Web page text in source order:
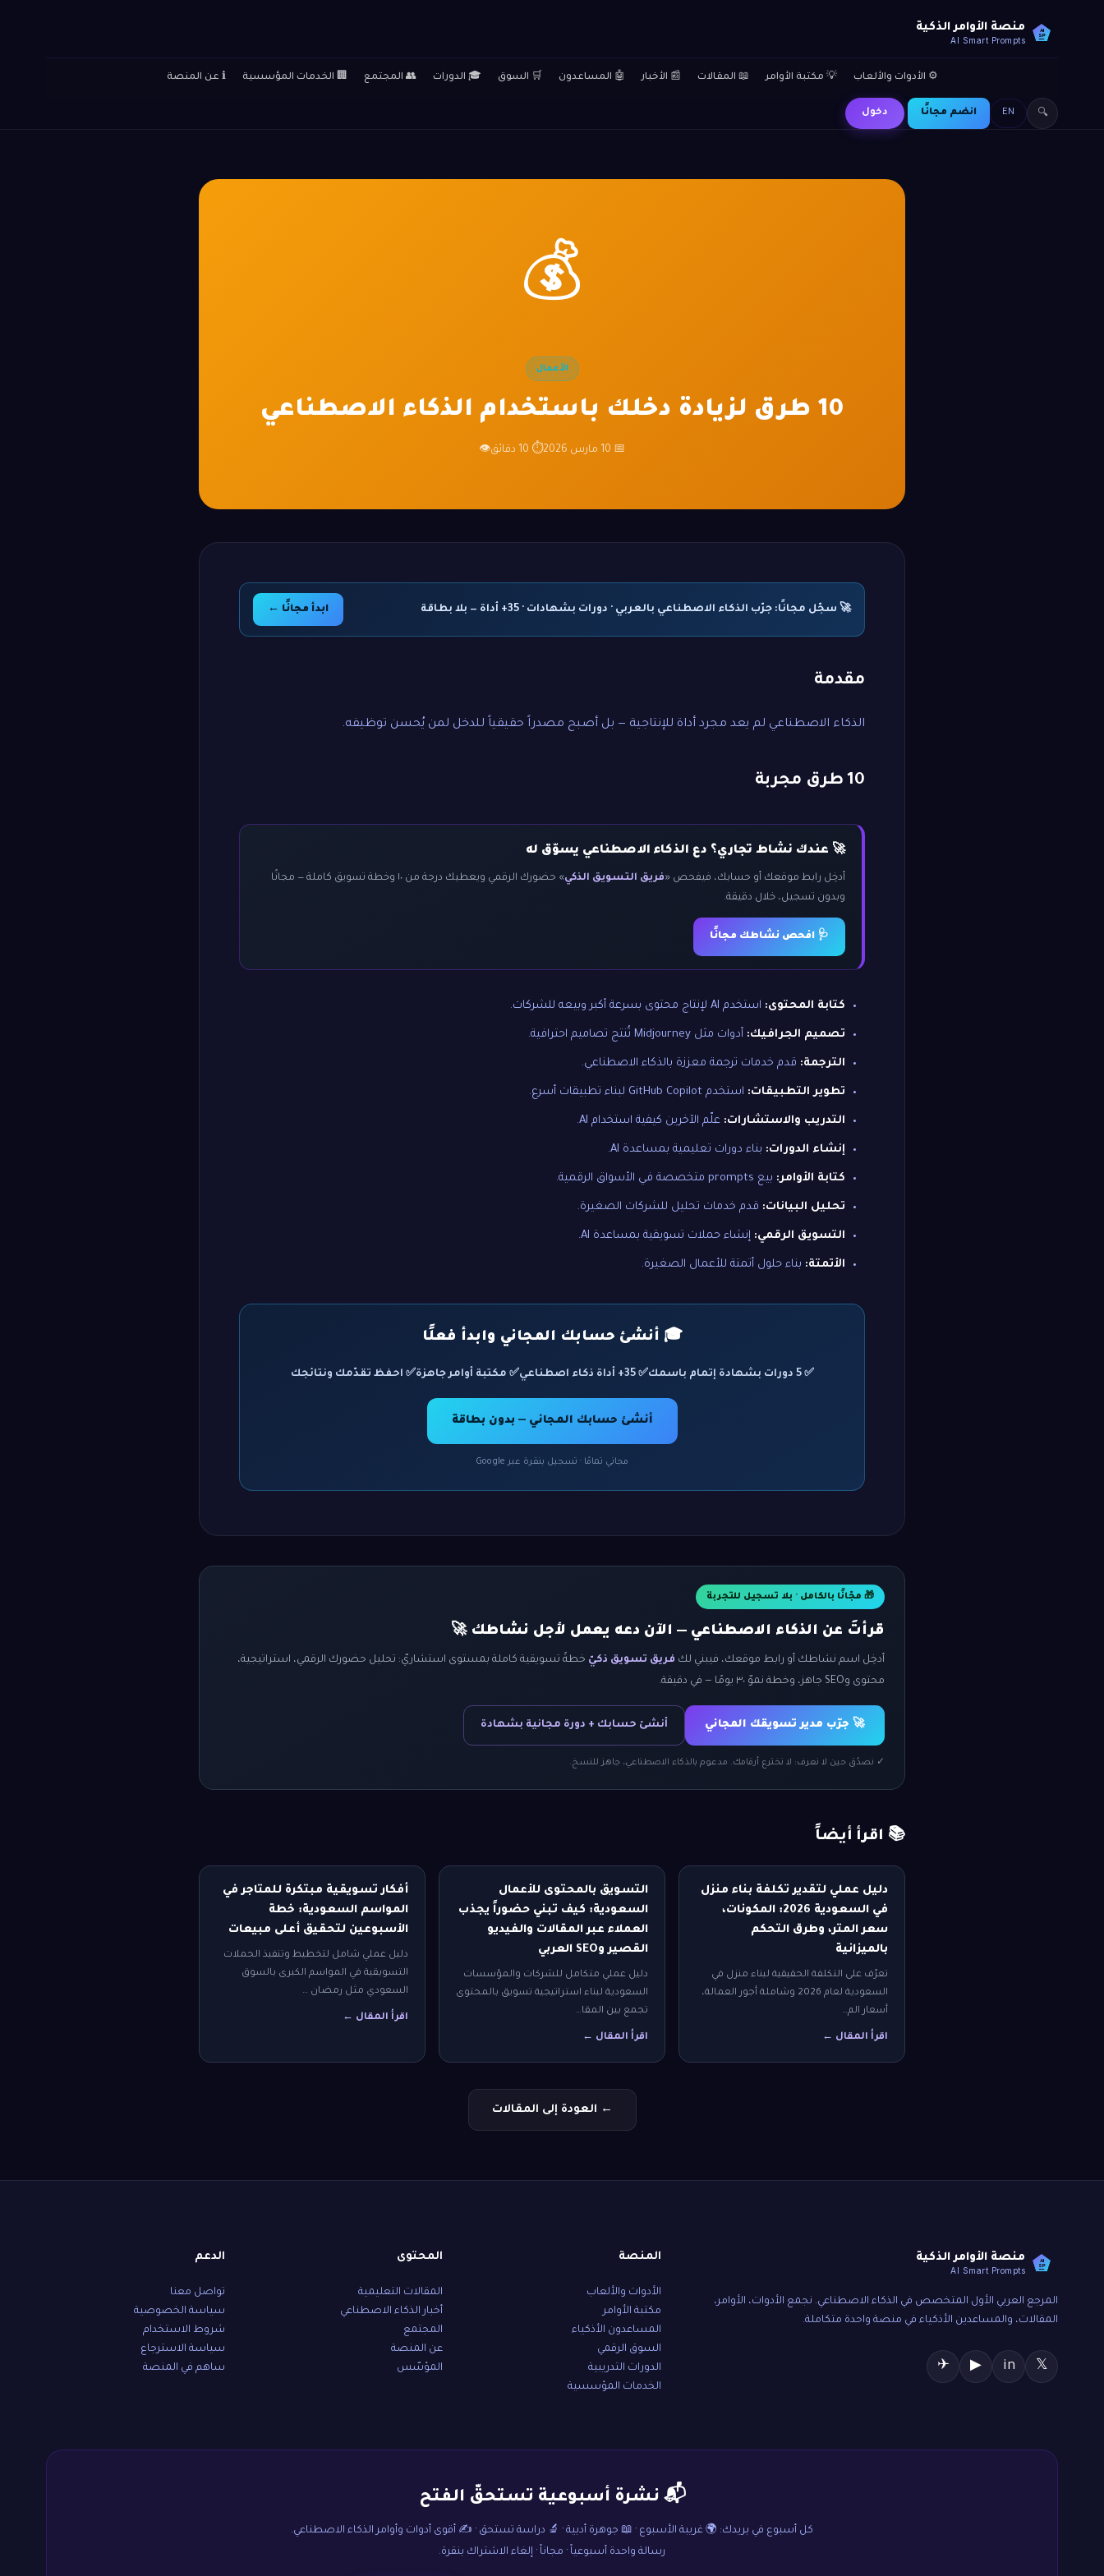
AI
SP
منصة الأوامر الذكية
AI Smart Prompts
⚙️ الأدوات والألعاب 💡 مكتبة الأوامر 📖 المقالات 📰 الأخبار 🤖 المساعدون 🛒 السوق 🎓 الدورات 👥 المجتمع 🏢 الخدمات المؤسسية ℹ️ عن المنصة
🔍
EN انضم مجانًا دخول
💰
الأعمال
10 طرق لزيادة دخلك باستخدام الذكاء الاصطناعي
📅 10 مارس 2026 ⏱ 10 دقائق 👁
🚀 سجّل مجانًا: جرّب الذكاء الاصطناعي بالعربي · دورات بشهادات · 35+ أداة — بلا بطاقة ابدأ مجانًا ←
مقدمة
الذكاء الاصطناعي لم يعد مجرد أداة للإنتاجية — بل أصبح مصدراً حقيقياً للدخل لمن يُحسن توظيفه.
10 طرق مجربة
🚀 عندك نشاط تجاري؟ دع الذكاء الاصطناعي يسوّق له
أدخِل رابط موقعك أو حسابك، فيفحص «فريق التسويق الذكي
» حضورك الرقمي ويعطيك درجة من ١٠ وخطة تسويق كاملة — مجانًا
وبدون تسجيل، خلال دقيقة.
🩺 افحص نشاطك مجانًا
كتابة المحتوى: استخدم AI لإنتاج محتوى بسرعة أكبر وبيعه للشركات.
تصميم الجرافيك: أدوات مثل Midjourney تُنتج تصاميم احترافية.
الترجمة: قدم خدمات ترجمة معززة بالذكاء الاصطناعي.
تطوير التطبيقات: استخدم GitHub Copilot لبناء تطبيقات أسرع.
التدريب والاستشارات: علّم الآخرين كيفية استخدام AI.
إنشاء الدورات: بناء دورات تعليمية بمساعدة AI.
كتابة الأوامر: بيع prompts متخصصة في الأسواق الرقمية.
تحليل البيانات: قدم خدمات تحليل للشركات الصغيرة.
التسويق الرقمي: إنشاء حملات تسويقية بمساعدة AI.
الأتمتة: بناء حلول أتمتة للأعمال الصغيرة.
🎓 أنشئ حسابك المجاني وابدأ فعلًا
✅ 5 دورات بشهادة إتمام باسمك ✅ 35+ أداة ذكاء اصطناعي ✅ مكتبة أوامر جاهزة✅ احفظ تقدّمك ونتائجك
أنشئ حسابك المجاني — بدون بطاقة
مجاني تمامًا · تسجيل بنقرة عبر Google
🎁 مجّانًا بالكامل · بلا تسجيل للتجربة
قرأتَ عن الذكاء الاصطناعي — الآن دعه يعمل لأجل نشاطك 🚀
أدخِل اسم نشاطك أو رابط موقعك، فيبني لك فريق تسويق ذكيّ خطةً تسويقية كاملة بمستوى استشاريّ: تحليل حضورك الرقمي، استراتيجية،
محتوى وSEO جاهز، وخطة نموّ ٣٠ يومًا — في دقيقة.
🚀 جرّب مدير تسويقك المجاني أنشئ حسابك + دورة مجانية بشهادة
✓ نصدُق حين لا نعرف: لا نخترع أرقامك. مدعوم بالذكاء الاصطناعي، جاهز للنسخ.
📚 اقرأ أيضاً
دليل عملي لتقدير تكلفة بناء منزل
في السعودية 2026: المكونات،
سعر المتر، وطرق التحكم
بالميزانية
تعرّف على التكلفة الحقيقية لبناء منزل في
السعودية لعام 2026 وشاملة أجور العمالة،
أسعار الم…
اقرأ المقال ←
التسويق بالمحتوى للأعمال
السعودية: كيف تبني حضوراً يجذب
العملاء عبر المقالات والفيديو
القصير وSEO العربي
دليل عملي متكامل للشركات والمؤسسات
السعودية لبناء استراتيجية تسويق بالمحتوى
تجمع بين المقا…
اقرأ المقال ←
أفكار تسويقية مبتكرة للمتاجر في
المواسم السعودية: خطة
الأسبوعين لتحقيق أعلى مبيعات
دليل عملي شامل لتخطيط وتنفيذ الحملات
التسويقية في المواسم الكبرى بالسوق
السعودي مثل رمضان …
اقرأ المقال ←
← العودة إلى المقالات
AI
SP
منصة الأوامر الذكية
AI Smart Prompts
المرجع العربي الأول المتخصص في الذكاء الاصطناعي. نجمع الأدوات، الأوامر،
المقالات، والمساعدين الأذكياء في منصة واحدة متكاملة.
𝕏
in
▶
✈
المنصة
الأدوات والألعاب
مكتبة الأوامر
المساعدون الأذكياء
السوق الرقمي
الدورات التدريبية
الخدمات المؤسسية
المحتوى
المقالات التعليمية
أخبار الذكاء الاصطناعي
المجتمع
عن المنصة
المؤسّس
الدعم
تواصل معنا
سياسة الخصوصية
شروط الاستخدام
سياسة الاسترجاع
ساهم في المنصة
📬 نشرة أسبوعية تستحقّ الفتح
كل أسبوع في بريدك: 🌍 غريبة الأسبوع · 📖 جوهرة أدبية · 🔬 دراسة تستحق · ✍️ أقوى أدوات وأوامر الذكاء الاصطناعي.
رسالة واحدة أسبوعياً · مجاناً · إلغاء الاشتراك بنقرة.